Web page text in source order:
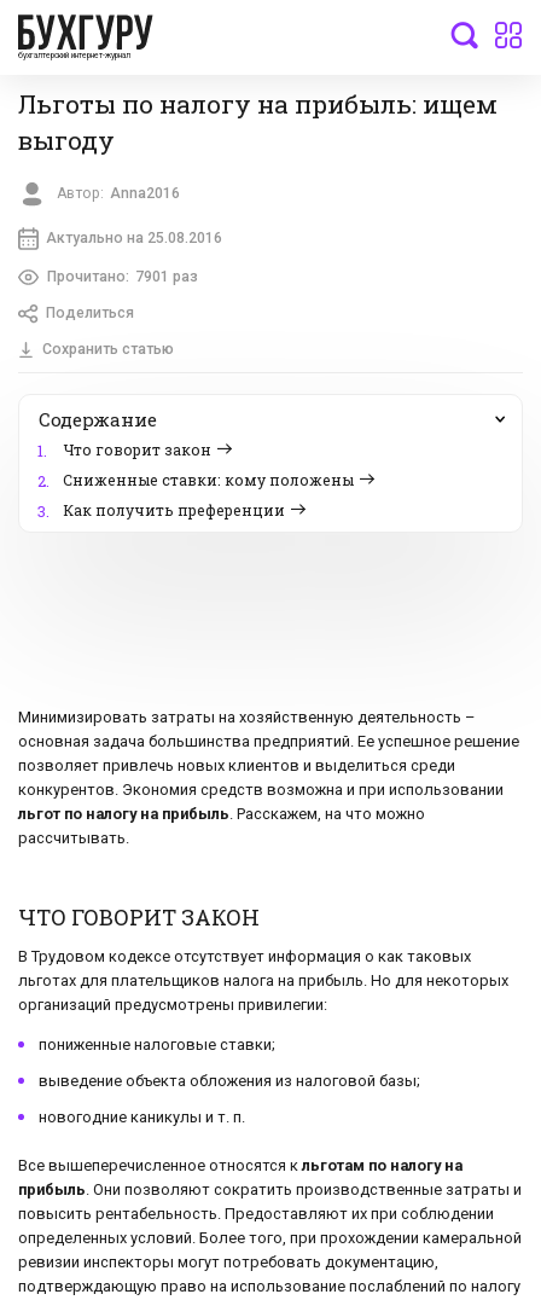
бухгалтерский интернет-журнал
Льготы по налогу на прибыль: ищем
выгоду
Автор: Anna2016
Актуально на 25.08.2016
Прочитано: 7901 раз
Поделиться
Сохранить статью
Содержание
1.
Что говорит закон
2.
Сниженные ставки: кому положены
3.
Как получить преференции
Минимизировать затраты на хозяйственную деятельность –
основная задача большинства предприятий. Ее успешное решение
позволяет привлечь новых клиентов и выделиться среди
конкурентов. Экономия средств возможна и при использовании
льгот по налогу на прибыль. Расскажем, на что можно
рассчитывать.
ЧТО ГОВОРИТ ЗАКОН
В Трудовом кодексе отсутствует информация о как таковых
льготах для плательщиков налога на прибыль. Но для некоторых
организаций предусмотрены привилегии:
пониженные налоговые ставки;
выведение объекта обложения из налоговой базы;
новогодние каникулы и т. п.
Все вышеперечисленное относятся кльготам по налогу на
прибыль. Они позволяют сократить производственные затраты и
повысить рентабельность. Предоставляют их при соблюдении
определенных условий. Более того, при прохождении камеральной
ревизии инспекторы могут потребовать документацию,
подтверждающую право на использование послаблений по налогу